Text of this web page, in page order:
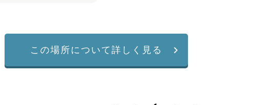
この場所について詳しく見る